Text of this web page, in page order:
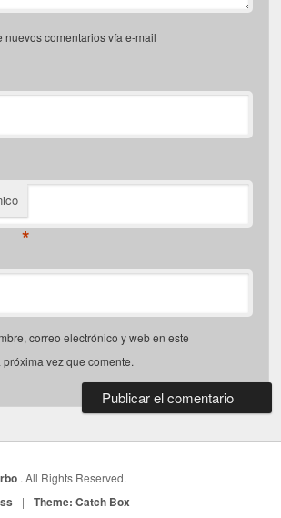
nuevos comentarios vía e-mail
*
correo electrónico y web en este
vez que comente.
. All Rights Reserved.
| Theme: Catch Box